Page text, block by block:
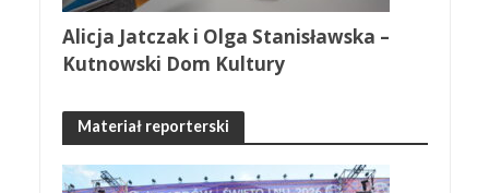
Alicja Jatczak i Olga Stanisławska –
Kutnowski Dom Kultury
Materiał reporterski